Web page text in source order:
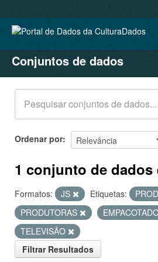
CONJUNTOS DE DADOS
ORGANIZAÇÕES
GRUPOS
SOBRE
Conjuntos de dados
Ordenar por
1 conjunto de dados
Formatos: JS Etiquetas:
PRODUTORAS
TELEVISÃO
Filtrar Resultados